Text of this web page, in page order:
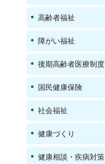
高齢者福祉
障がい福祉
後期高齢者医療制度
国民健康保険
社会福祉
健康づくり
健康相談・疾病対策